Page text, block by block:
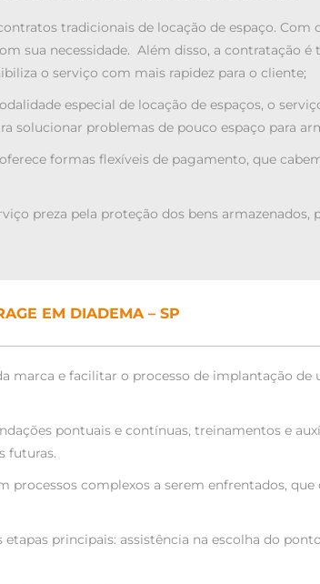
tradicionais de locação de espaço.
sua necessidade. Além disso, a contratação
o serviço com mais rapidez para o cliente;
especial de locação de espaços, o
solucionar problemas de pouco espaço para
formas flexíveis de pagamento, que
preza pela proteção dos bens
EM DIADEMA – SP
marca e facilitar o processo de implantação de
pontuais e contínuas, treinamentos e
futuras.
processos complexos a serem enfrentados,
principais: assistência na escolha do